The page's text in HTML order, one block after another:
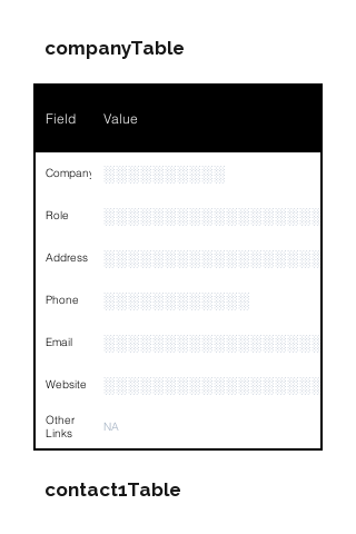
companyTable
Field Value
Company ░░░░░░░░░░
Role
Address
Phone ░░░░░░░░░░░░
Email
Website ░░░░░░░░░░░░░░░░░░░
Other
Links
NA
contact1Table